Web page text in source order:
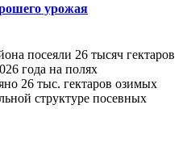
урожая
посеяли 26 тысяч гектаров
года на полях
26 тыс. гектаров озимых
структуре посевных